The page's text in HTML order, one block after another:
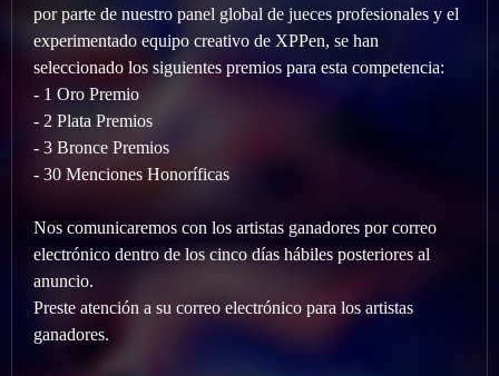
por parte de nuestro panel global de jueces profesionales y el
experimentado equipo creativo de XPPen, se han
seleccionado los siguientes premios para esta competencia:
- 1 Oro Premio
- 2 Plata Premios
- 3 Bronce Premios
- 30 Menciones Honoríficas
Nos comunicaremos con los artistas ganadores por correo
electrónico dentro de los cinco días hábiles posteriores al
anuncio.
Preste atención a su correo electrónico para los artistas
ganadores.